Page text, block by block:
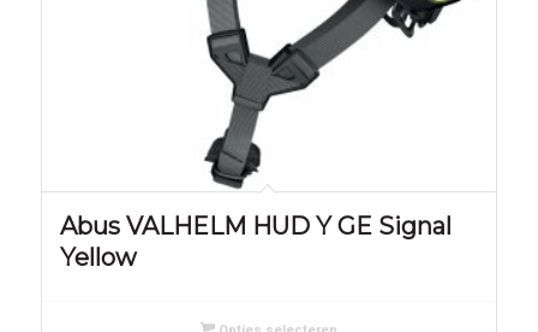
Abus VALHELM HUD Y GE Signal
Yellow